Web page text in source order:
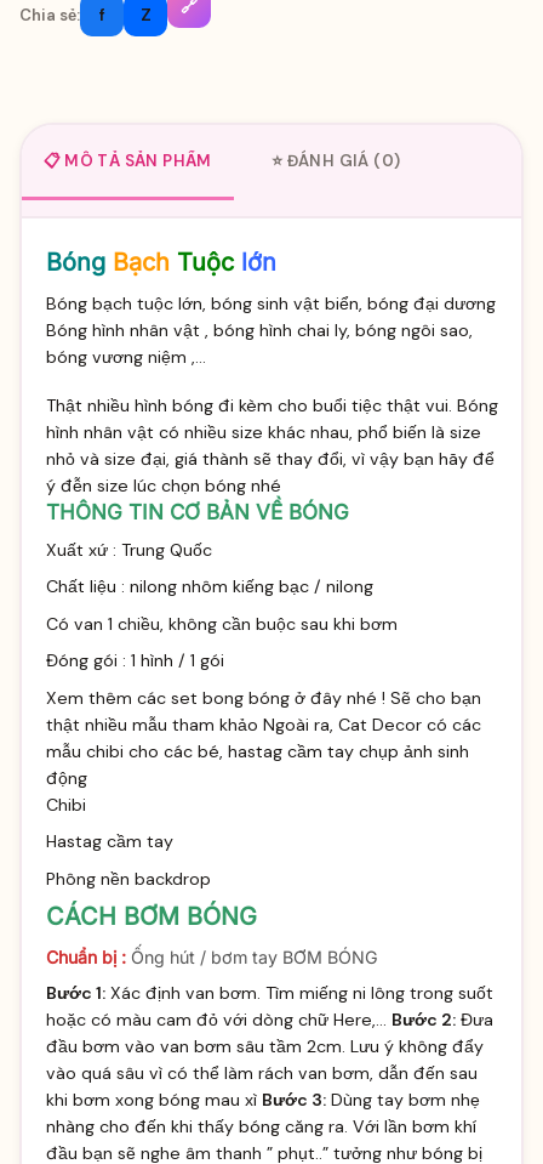
Chia sẻ: f Z 🔗
📋 MÔ TẢ SẢN PHẨM ⭐ ĐÁNH GIÁ (0)
Bóng Bạch Tuộc lớn
Bóng bạch tuộc lớn, bóng sinh vật biển, bóng đại dương
Bóng hình nhân vật , bóng hình chai ly, bóng ngôi sao,
bóng vương niệm ,...
Thật nhiều hình bóng đi kèm cho buổi tiệc thật vui. Bóng
hình nhân vật có nhiều size khác nhau, phổ biến là size
nhỏ và size đại, giá thành sẽ thay đổi, vì vậy bạn hãy để
ý đễn size lúc chọn bóng nhé
THÔNG TIN CƠ BẢN VỀ BÓNG
Xuất xứ : Trung Quốc
Chất liệu : nilong nhôm kiếng bạc / nilong
Có van 1 chiều, không cần buộc sau khi bơm
Đóng gói : 1 hình / 1 gói
Xem thêm các set bong bóng ở đây nhé ! Sẽ cho bạn
thật nhiều mẫu tham khảo Ngoài ra, Cat Decor có các
mẫu chibi cho các bé, hastag cầm tay chụp ảnh sinh
động
Chibi
Hastag cầm tay
Phông nền backdrop
CÁCH BƠM BÓNG
Chuẩn bị :Ống hút / bơm tay BƠM BÓNG
Bước 1:Xác định van bơm. Tìm miếng ni lông trong suốt
hoặc có màu cam đỏ với dòng chữ Here,… Bước 2:Đưa
đầu bơm vào van bơm sâu tầm 2cm. Lưu ý không đẩy
vào quá sâu vì có thể làm rách van bơm, dẫn đến sau
khi bơm xong bóng mau xì Bước 3:Dùng tay bơm nhẹ
nhàng cho đến khi thấy bóng căng ra. Với lần bơm khí
đầu bạn sẽ nghe âm thanh ” phụt..” tưởng như bóng bị